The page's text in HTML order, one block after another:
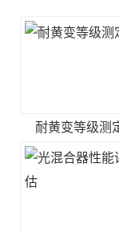
耐黄变等级测